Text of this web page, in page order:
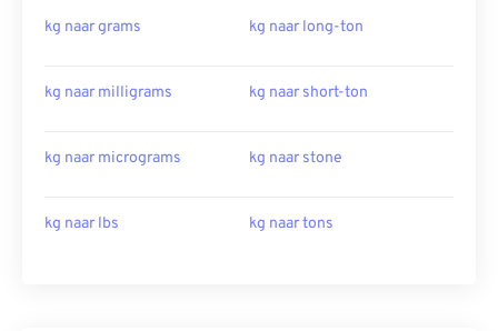
kg naar grams kg naar long-ton
kg naar milligrams kg naar short-ton
kg naar micrograms kg naar stone
kg naar lbs kg naar tons